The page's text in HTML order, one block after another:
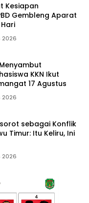
Kesiapan
Gembleng Aparat
2026
KKN Ikut
17 Agustus
2026
sebagai Konflik
Timur: Itu Keliru, Ini
2026